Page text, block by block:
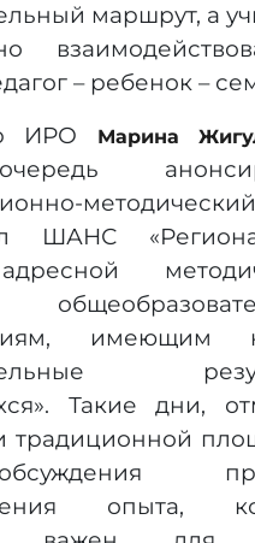
маршрут, а
– ребенок –
ИРО
Марина
ШАНС
имеющим
Такие дни,
традиционной
опыта,